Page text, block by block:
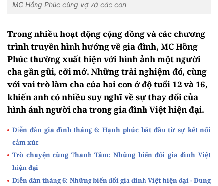
MC Hồng Phúc cùng vợ và các con
Trong nhiều hoạt động cộng đồng và các chương
trình truyền hình hướng về gia đình, MC Hồng
Phúc thường xuất hiện với hình ảnh một người
cha gần gũi, cởi mở. Những trải nghiệm đó, cùng
với vai trò làm cha của hai con ở độ tuổi 12 và 16,
khiến anh có nhiều suy nghĩ về sự thay đổi của
hình ảnh người cha trong gia đình Việt hiện đại.
Diễn đàn gia đình tháng 6: Hạnh phúc bắt đầu từ sự kết nối
cảm xúc
Trò chuyện cùng Thanh Tâm: Những biến đổi gia đình Việt
hiện đại
Diễn đàn tháng 6: Những biến đổi gia đình Việt hiện đại - Dung